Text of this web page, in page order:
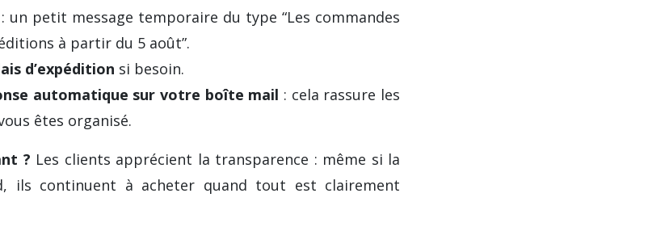
: un petit message temporaire du type “Les commandes
à partir du 5 août”.
d’expédition si besoin.
automatique sur votre boîte mail : cela rassure les
êtes organisé.
? Les clients apprécient la transparence : même si la
ils continuent à acheter quand tout est clairement